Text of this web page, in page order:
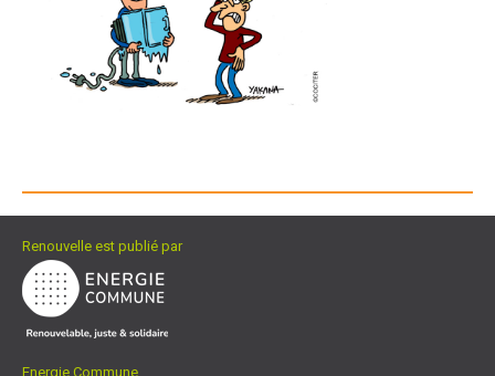
Renouvelle est publié par
Energie Commune